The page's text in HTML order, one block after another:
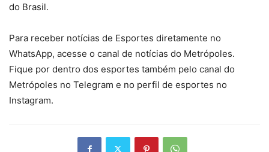
do Brasil.
Para receber notícias de Esportes diretamente no
WhatsApp, acesse o canal de notícias do Metrópoles.
Fique por dentro dos esportes também pelo canal do
Metrópoles no Telegram e no perfil de esportes no
Instagram.